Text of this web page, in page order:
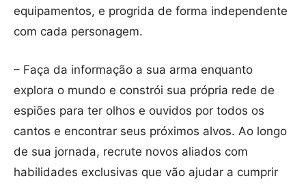
equipamentos, e progrida de forma independente
com cada personagem.
– Faça da informação a sua arma enquanto
explora o mundo e constrói sua própria rede de
espiões para ter olhos e ouvidos por todos os
cantos e encontrar seus próximos alvos. Ao longo
de sua jornada, recrute novos aliados com
habilidades exclusivas que vão ajudar a cumprir